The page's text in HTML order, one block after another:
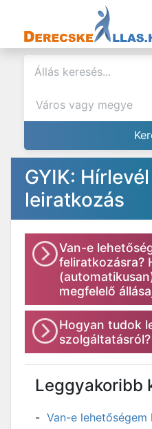
GYIK:
leiratkozás
Van-e
feliratkozásra?
megfelelő
Hogyan tudok
szolgáltatásról?
Leggyakoribb
Van-e